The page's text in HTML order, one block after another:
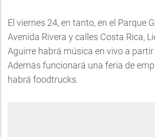
El viernes 24, en tanto, en el Parque
Avenida Rivera y calles Costa Rica,
Aguirre habrá música en vivo a
Además funcionará una feria de
habrá foodtrucks.